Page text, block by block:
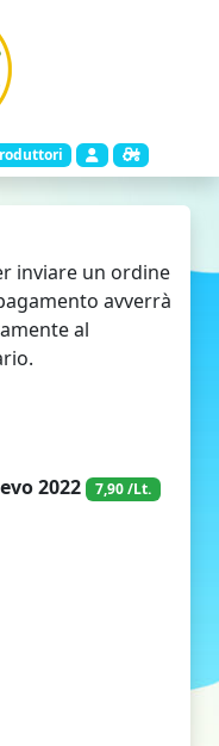
inviare un ordine
avverrà
al
2022 7,90 /Lt.